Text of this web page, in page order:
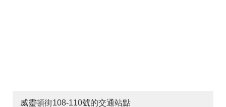
威靈頓街108-110號的交通站點